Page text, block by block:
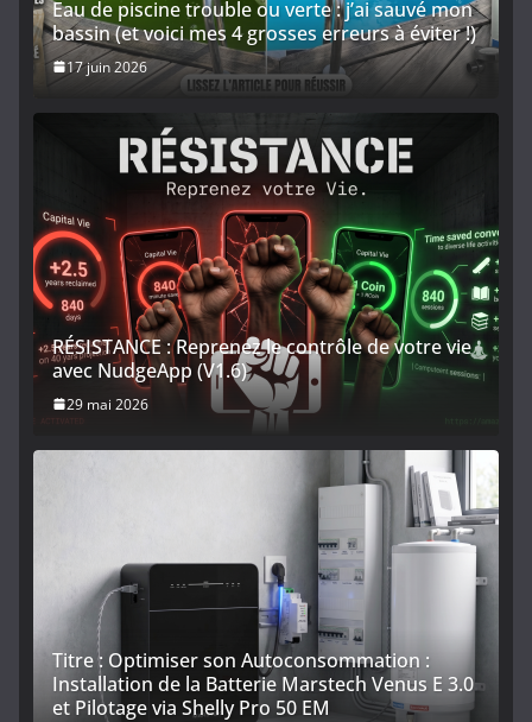
Eau de piscine trouble ou verte : j’ai sauvé mon
bassin (et voici mes 4 grosses erreurs à éviter !)
17 juin 2026
RÉSISTANCE : Reprenez le contrôle de votre vie
avec NudgeApp (V1.6)
29 mai 2026
Titre : Optimiser son Autoconsommation :
Installation de la Batterie Marstech Venus E 3.0
et Pilotage via Shelly Pro 50 EM